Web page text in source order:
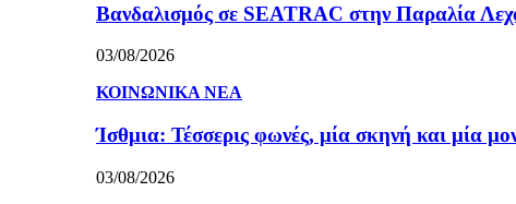
Βανδαλισμός σε SEATRAC στην Παραλία
03/08/2026
ΚΟΙΝΩΝΙΚΑ ΝΕΑ
Ίσθμια: Τέσσερις φωνές, μία σκηνή και μία
03/08/2026